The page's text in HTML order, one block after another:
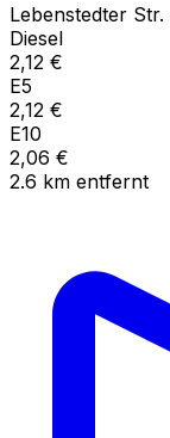
Lebenstedter Str.
Diesel
2,12 €
E5
2,12 €
E10
2,06 €
2.6 km entfernt